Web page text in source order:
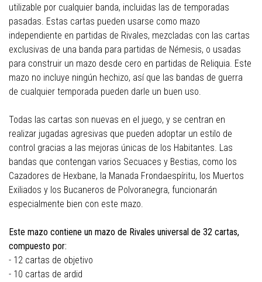
utilizable por cualquier banda, incluidas las de temporadas
pasadas. Estas cartas pueden usarse como mazo
independiente en partidas de Rivales, mezcladas con las cartas
exclusivas de una banda para partidas de Némesis, o usadas
para construir un mazo desde cero en partidas de Reliquia. Este
mazo no incluye ningún hechizo, así que las bandas de guerra
de cualquier temporada pueden darle un buen uso.
Todas las cartas son nuevas en el juego, y se centran en
realizar jugadas agresivas que pueden adoptar un estilo de
control gracias a las mejoras únicas de los Habitantes. Las
bandas que contengan varios Secuaces y Bestias, como los
Cazadores de Hexbane, la Manada Frondaespíritu, los Muertos
Exiliados y los Bucaneros de Polvoranegra, funcionarán
especialmente bien con este mazo.
Este mazo contiene un mazo de Rivales universal de 32 cartas,
compuesto por:
- 12 cartas de objetivo
- 10 cartas de ardid